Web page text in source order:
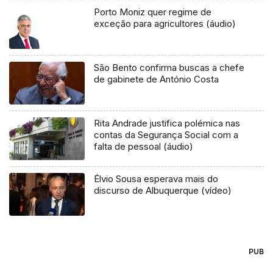
Porto Moniz quer regime de
exceção para agricultores (áudio)
São Bento confirma buscas a chefe
de gabinete de António Costa
Rita Andrade justifica polémica nas
contas da Segurança Social com a
falta de pessoal (áudio)
Élvio Sousa esperava mais do
discurso de Albuquerque (vídeo)
PUB